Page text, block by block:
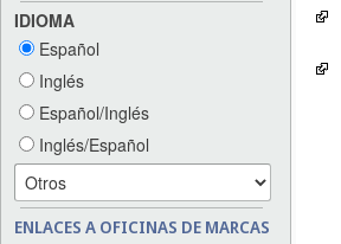
IDIOMA
Español
Inglés
Español/Inglés
Inglés/Español
ENLACES A OFICINAS DE MARCAS